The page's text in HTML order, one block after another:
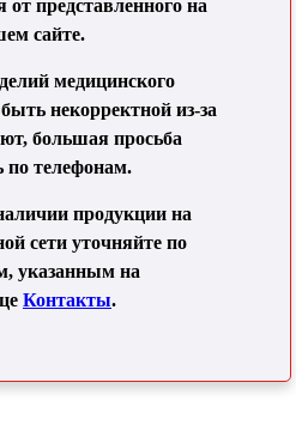
от представленного на
сайте.
медицинского
некорректной из-за
большая просьба
по телефонам.
продукции на
сети уточняйте по
указанным на
Контакты.